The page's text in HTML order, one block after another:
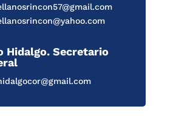
Hidalgo. Secretario